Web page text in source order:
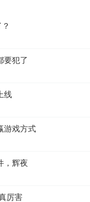
招要最后放。”
伦啊。”
敌法第一件出圣剑的？”
诉我这是最厉害的一件装备
作！”
筒木辉夜选了个猫咪挂在
道
要犯了
线
游戏方式
，辉夜
厉害